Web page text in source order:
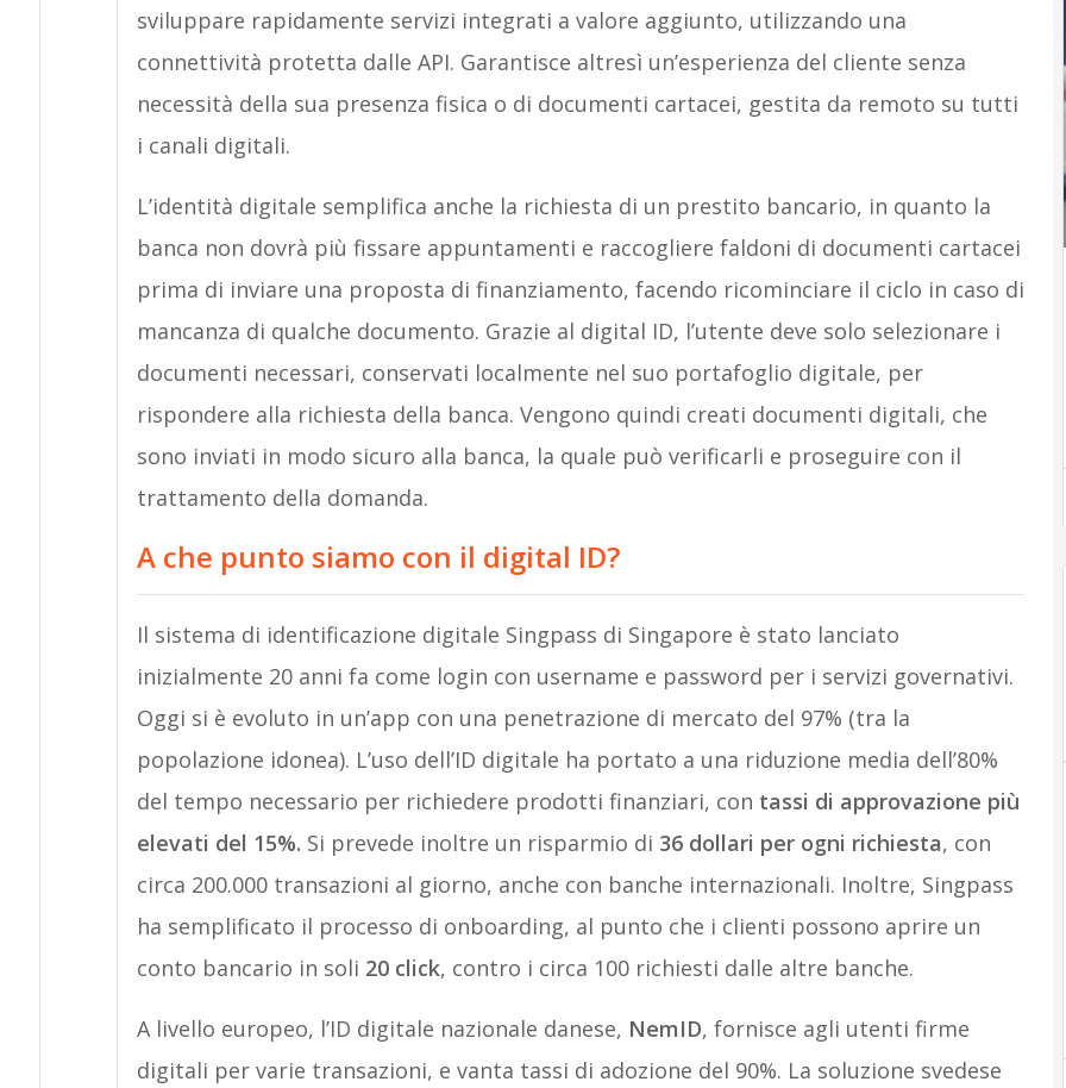
sviluppare rapidamente servizi integrati a valore aggiunto, utilizzando una
connettività protetta dalle API. Garantisce altresì un’esperienza del cliente senza
necessità della sua presenza fisica o di documenti cartacei, gestita da remoto su tutti
i canali digitali.
L’identità digitale semplifica anche la richiesta di un prestito bancario, in quanto la
banca non dovrà più fissare appuntamenti e raccogliere faldoni di documenti cartacei
prima di inviare una proposta di finanziamento, facendo ricominciare il ciclo in caso di
mancanza di qualche documento. Grazie al digital ID, l’utente deve solo selezionare i
documenti necessari, conservati localmente nel suo portafoglio digitale, per
rispondere alla richiesta della banca. Vengono quindi creati documenti digitali, che
sono inviati in modo sicuro alla banca, la quale può verificarli e proseguire con il
trattamento della domanda.
A che punto siamo con il digital ID?
Il sistema di identificazione digitale Singpass di Singapore è stato lanciato
inizialmente 20 anni fa come login con username e password per i servizi governativi.
Oggi si è evoluto in un’app con una penetrazione di mercato del 97% (tra la
popolazione idonea). L’uso dell’ID digitale ha portato a una riduzione media dell’80%
del tempo necessario per richiedere prodotti finanziari, con tassi di approvazione più
elevati del 15%. Si prevede inoltre un risparmio di 36 dollari per ogni richiesta, con
circa 200.000 transazioni al giorno, anche con banche internazionali. Inoltre, Singpass
ha semplificato il processo di onboarding, al punto che i clienti possono aprire un
conto bancario in soli 20 click, contro i circa 100 richiesti dalle altre banche.
A livello europeo, l’ID digitale nazionale danese, NemID, fornisce agli utenti firme
digitali per varie transazioni, e vanta tassi di adozione del 90%. La soluzione svedese